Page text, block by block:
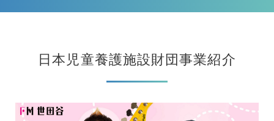
日本児童養護施設財団事業紹介